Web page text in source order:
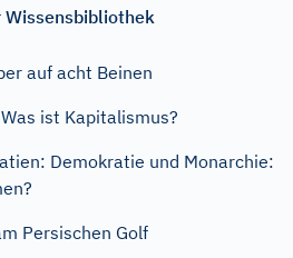
auf acht Beinen
ist Kapitalismus?
Demokratie und Monarchie:
Persischen Golf